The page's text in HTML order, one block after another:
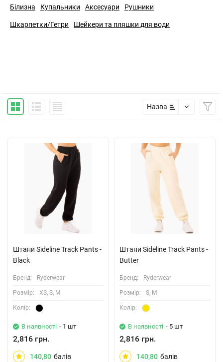
Білизна Купальники Аксесуари Рушники
Шкарпетки/Гетри Шейкери та пляшки для води
Назва
Штани Sideline Track Pants -
Black
Бренд: Ryderwear
Розмiр: XS, S, M
Колiр:
В наявності - 1 шт
2,816 грн.
140,80 балів
Штани Sideline Track Pants -
Butter
Бренд: Ryderwear
Розмiр: S, M
Колiр:
В наявності - 5 шт
2,816 грн.
140,80 балів